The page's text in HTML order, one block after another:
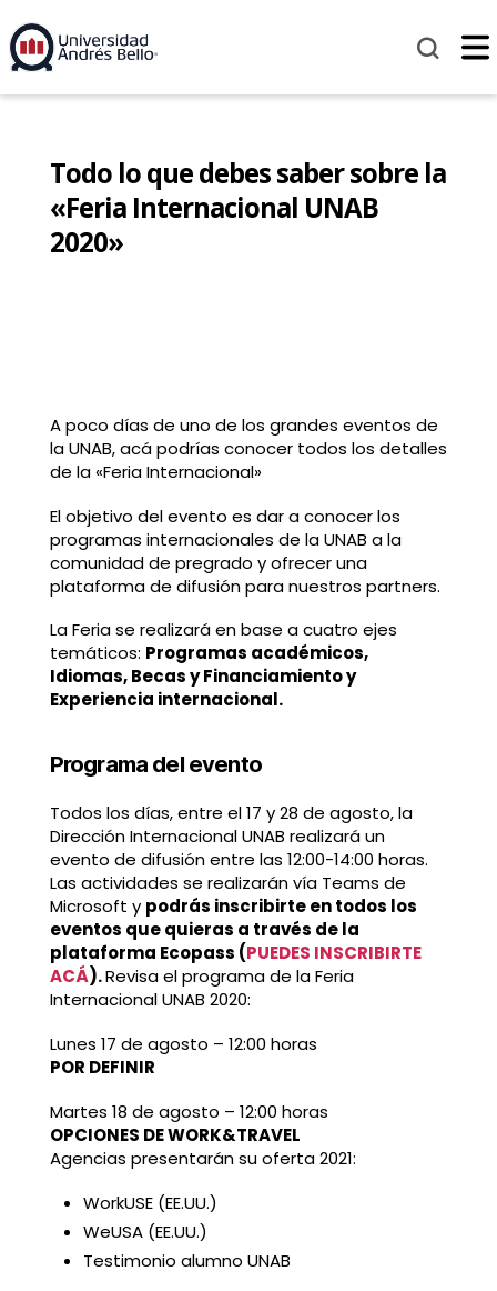
Todo lo que debes saber sobre la
«Feria Internacional UNAB
2020»
A poco días de uno de los grandes eventos de
la UNAB, acá podrías conocer todos los detalles
de la «Feria Internacional»
El objetivo del evento es dar a conocer los
programas internacionales de la UNAB a la
comunidad de pregrado y ofrecer una
plataforma de difusión para nuestros partners.
La Feria se realizará en base a cuatro ejes
temáticos: Programas académicos,
Idiomas, Becas y Financiamiento y
Experiencia internacional.
Programa del evento
Todos los días, entre el 17 y 28 de agosto, la
Dirección Internacional UNAB realizará un
evento de difusión entre las 12:00-14:00 horas.
Las actividades se realizarán vía Teams de
Microsoft y podrás inscribirte en todos los
eventos que quieras a través de la
plataforma Ecopass (PUEDES INSCRIBIRTE
ACÁ).Revisa el programa de la Feria
Internacional UNAB 2020:
Lunes 17 de agosto – 12:00 horas
POR DEFINIR
Martes 18 de agosto – 12:00 horas
OPCIONES DE WORK&TRAVEL
Agencias presentarán su oferta 2021:
WorkUSE (EE.UU.)
WeUSA (EE.UU.)
Testimonio alumno UNAB